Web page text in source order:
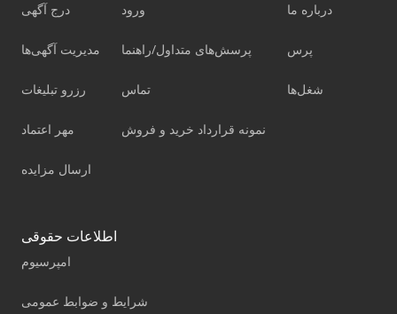
درج آگهی
مدیریت آگهی‌ها
رزرو تبلیغات
مهر اعتماد
ارسال مزایده
ورود
پرسش‌های متداول/راهنما
تماس
نمونه قرارداد خرید و فروش
درباره ما
پرس
شغل‌ها
اطلاعات حقوقی
امپرسیوم
شرایط و ضوابط عمومی